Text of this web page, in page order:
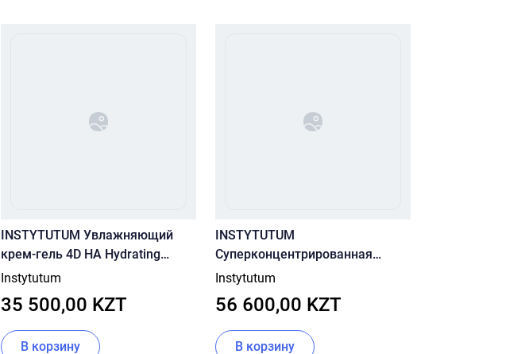
INSTYTUTUM Увлажняющий
крем-гель 4D HA Hydrating
Water Burst Cream 50 ml
Instytutum
35 500,00 KZT
В корзину
INSTYTUTUM
Суперконцентрированная
сыворотка с витамином С Anti-
Instytutum
56 600,00 KZT
В корзину